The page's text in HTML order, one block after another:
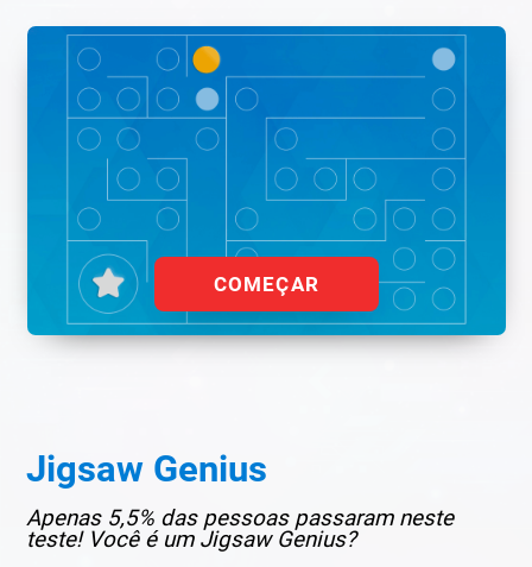
COMEÇAR
Jigsaw Genius
Apenas 5,5% das pessoas passaram neste
teste! Você é um Jigsaw Genius?